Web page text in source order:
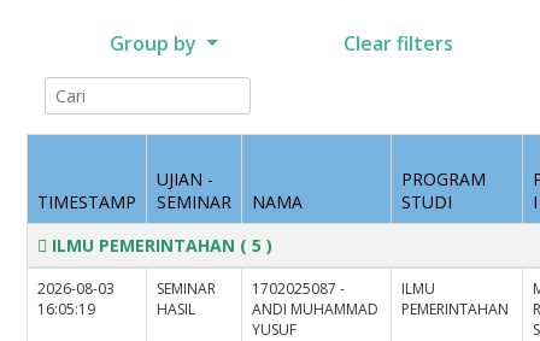
Group by Clear filters
TIMESTAMP
UJIAN -
SEMINAR
NAMA
PROGRAM
STUDI
I
ILMU PEMERINTAHAN ( 5 )
2026-08-03
16:05:19
SEMINAR
HASIL
1702025087 -
ANDI MUHAMMAD
YUSUF
ILMU
PEMERINTAHAN